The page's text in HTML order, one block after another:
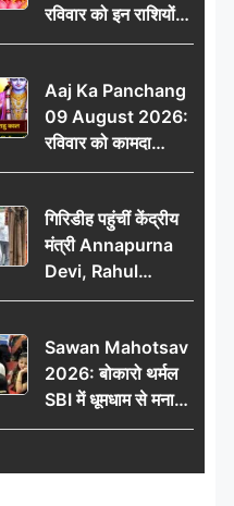
रविवार को इन राशियों
पर बरसेगी मां लक्ष्मी की
योग
Aaj Ka Panchang
09 August 2026:
रविवार को कामदा
एकादशी का व्रत, जानें
और शुभ समय
गिरिडीह पहुंचीं केंद्रीय
मंत्री Annapurna
Devi, Rahul
Gandhi पर साधा
आंदोलन को लेकर
सरकार पर हमला
Sawan Mahotsav
2026: बोकारो थर्मल
SBI में धूमधाम से मना
सावन महोत्सव